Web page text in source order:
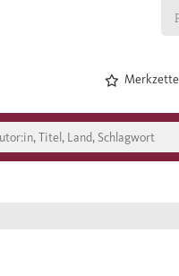
Merkzettel